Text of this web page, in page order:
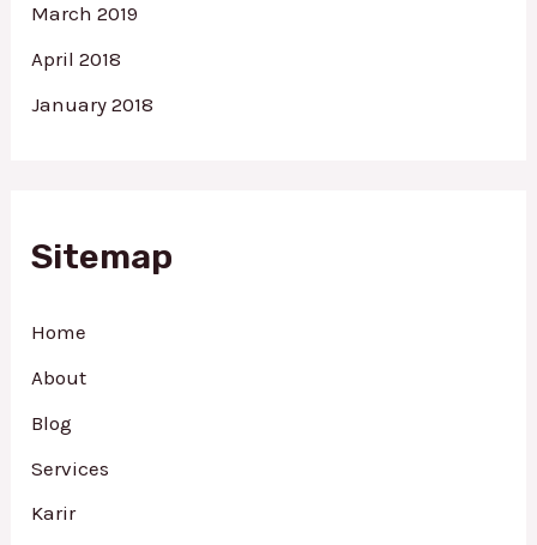
March 2019
April 2018
January 2018
Sitemap
Home
About
Blog
Services
Karir